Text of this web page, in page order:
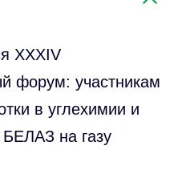
XXXIV
форум: участникам
в углехимии и
на газу